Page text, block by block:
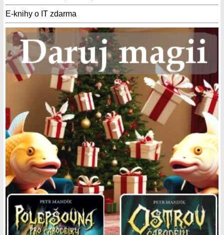
E-knihy o IT zdarma